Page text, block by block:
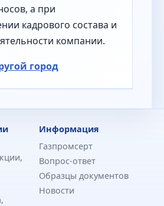
а при
кадрового состава и
компании.
город
Информация
Газпромсерт
Вопрос-ответ
Образцы документов
Новости